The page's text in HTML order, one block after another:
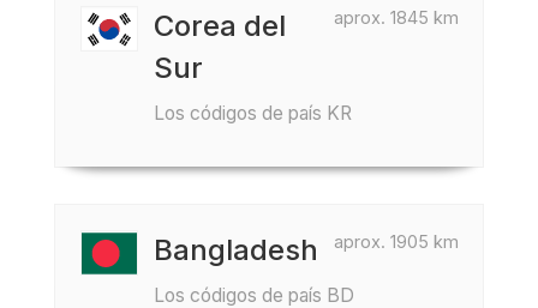
aprox. 1845 km
Corea del
Sur
Los códigos de país KR
aprox. 1905 km
Bangladesh
Los códigos de país BD